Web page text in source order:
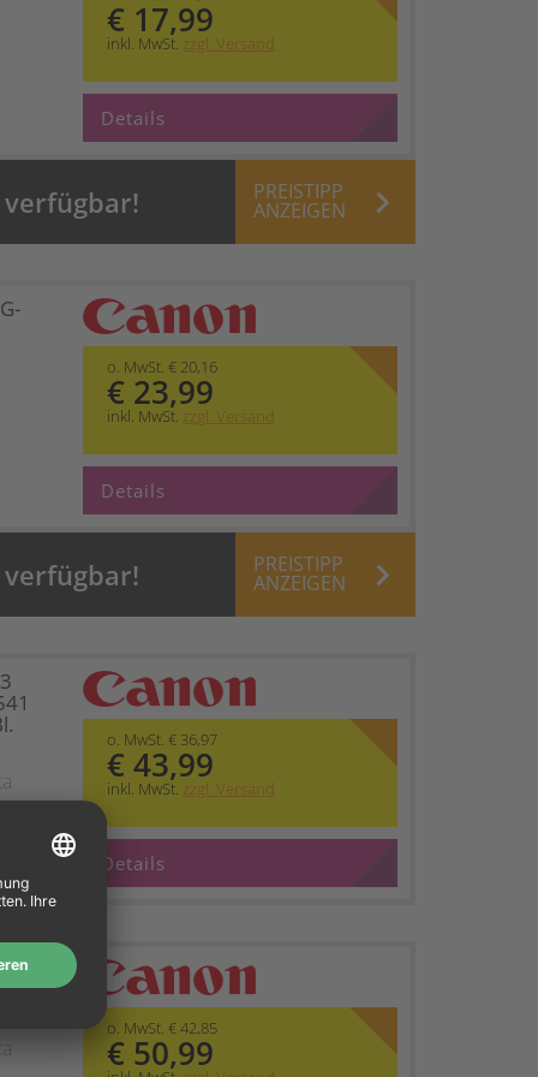
€ 17,99
inkl. MwSt. zzgl. Versand
Details
PREISTIPP
ANZEIGEN keyboard_arrow_right
o. MwSt. € 20,16
€ 23,99
inkl. MwSt. zzgl. Versand
Details
PREISTIPP
ANZEIGEN keyboard_arrow_right
o. MwSt. € 36,97
€ 43,99
inkl. MwSt. zzgl. Versand
Details
o. MwSt. € 42,85
€ 50,99